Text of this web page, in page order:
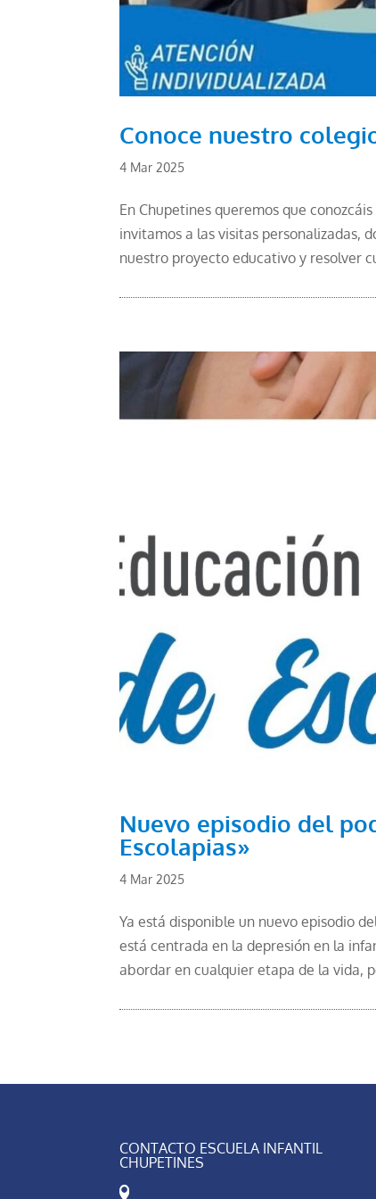
Conoce nuestro
4 Mar 2025
En Chupetines queremos que
invitamos a las visitas personalizadas,
nuestro proyecto educativo y resolver
Nuevo episodio del
Escolapias»
4 Mar 2025
Ya está disponible un nuevo episodio
está centrada en la depresión en la
abordar en cualquier etapa de la vida,
CONTACTO ESCUELA INFANTIL
CHUPETINES